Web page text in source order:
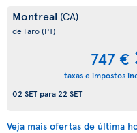
Montreal (CA)
de Faro(PT)
747 €
taxas e impostos
02 SETpara22 SET
Veja mais ofertas de última